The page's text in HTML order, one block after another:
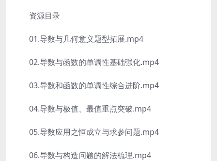
资源目录
01.导数与几何意义题型拓展.mp4
02.导数与函数的单调性基础强化.mp4
03.导数和函数的单调性综合进阶.mp4
04.导数与极值、最值重点突破.mp4
05.导数应用之恒成立与求参问题.mp4
06.导数与构造问题的解法梳理.mp4